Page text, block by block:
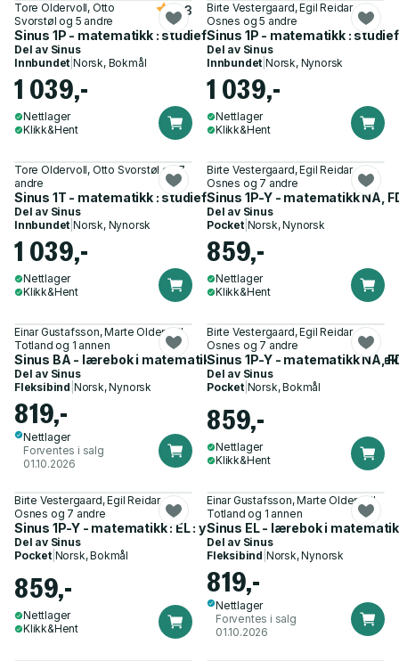
Tore Oldervoll, Otto
Svorstøl og 5 andre
Sinus 1P - matematikk : studieforberedende vg1
4.3
Del av Sinus
Innbundet |Norsk, Bokmål
1 039,-
Nettlager
Klikk&Hent
Birte Vestergaard, Egil Reidar
Osnes og 5 andre
Sinus 1P - matematikk :
Del av Sinus
Innbundet |Norsk, Nynorsk
1 039,-
Nettlager
Klikk&Hent
Tore Oldervoll, Otto Svorstøl og 7
andre
Sinus 1T - matematikk : studieførebuande vg1
Del av Sinus
Innbundet |Norsk, Nynorsk
1 039,-
Nettlager
Klikk&Hent
Birte Vestergaard, Egil Reidar
Osnes og 7 andre
Sinus 1P-Y - matematikk NA,
Del av Sinus
Pocket| Norsk, Nynorsk
859,-
Nettlager
Klikk&Hent
Einar Gustafsson, Marte Oldervoll
Totland og 1 annen
Sinus BA - lærebok i matematikk 1P-Y for bygg- og
Del av Sinus
Fleksibind Norsk, Nynorsk
819,-
Nettlager
Forventes i salg
01.10.2026
Birte Vestergaard, Egil Reidar
Osnes og 7 andre
Sinus 1P-Y - matematikk NA,
Del av Sinus
Pocket| Norsk, Bokmål
859,-
Nettlager
Klikk&Hent
Birte Vestergaard, Egil Reidar
Osnes og 7 andre
Sinus 1P-Y - matematikk : EL : yrkesfag vg1
Del av Sinus
Pocket| Norsk, Bokmål
859,-
Nettlager
Klikk&Hent
Einar Gustafsson, Marte Oldervoll
Totland og 1 annen
Sinus EL - lærebok i
Del av Sinus
Fleksibind Norsk, Nynorsk
819,-
Nettlager
Forventes i salg
01.10.2026